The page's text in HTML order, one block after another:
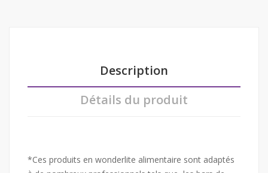
Description
Détails du produit
*Ces produits en wonderlite alimentaire sont adaptés